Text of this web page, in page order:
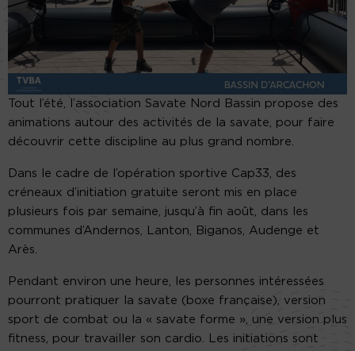
Tout l’été, l’association Savate Nord Bassin propose des
animations autour des activités de la savate, pour faire
découvrir cette discipline au plus grand nombre.
Dans le cadre de l’opération sportive Cap33, des
créneaux d’initiation gratuite seront mis en place
plusieurs fois par semaine, jusqu’à fin août, dans les
communes d’Andernos, Lanton, Biganos, Audenge et
Arès.
Pendant environ une heure, les personnes intéressées
pourront pratiquer la savate (boxe française), version
sport de combat ou la « savate forme », une version plus
fitness, pour travailler son cardio. Les initiations sont